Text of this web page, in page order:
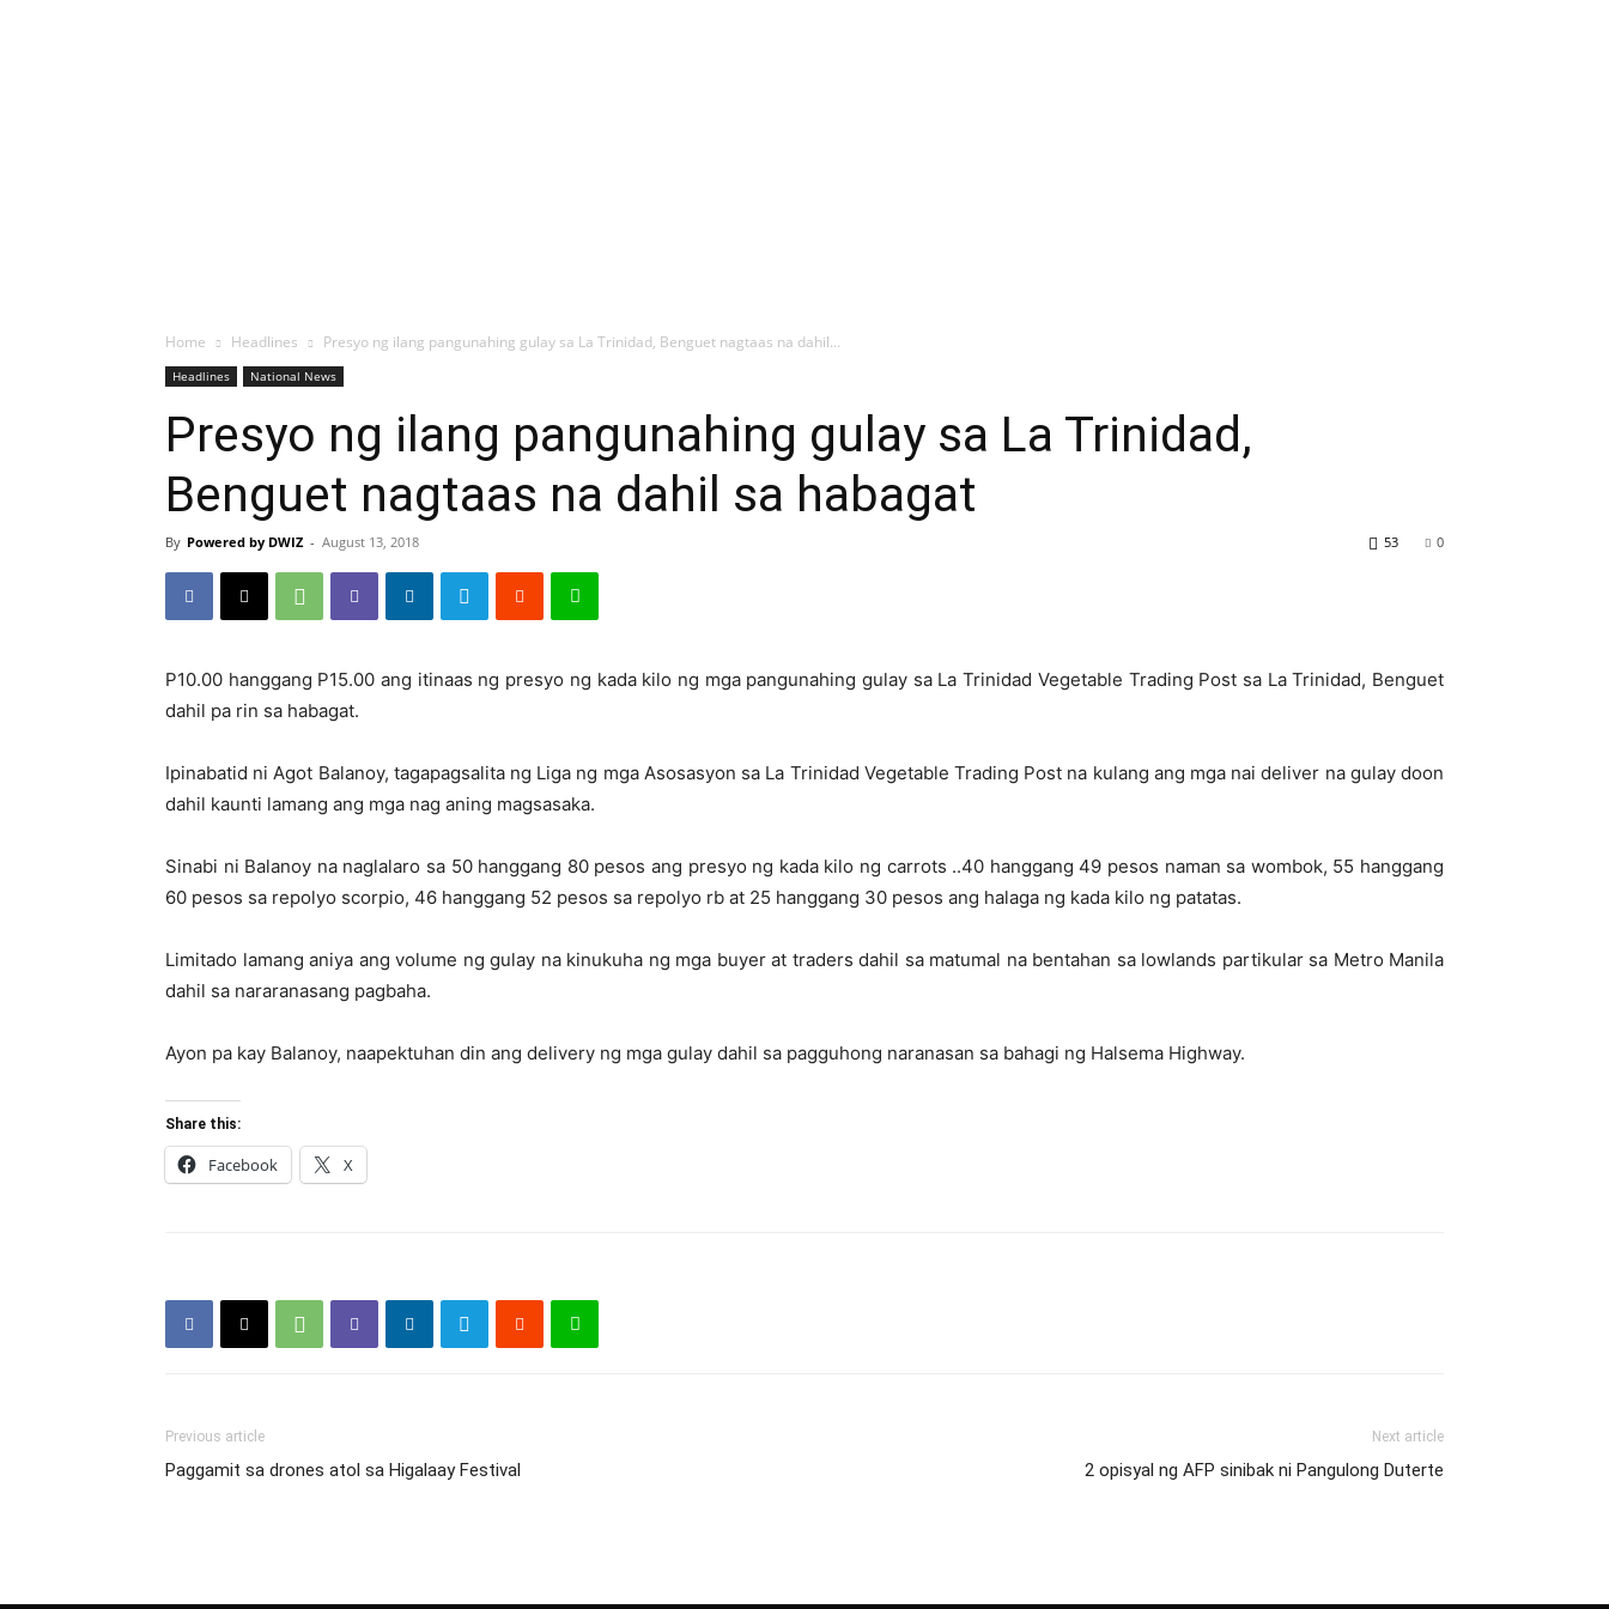
Home Headlines Presyo ng ilang pangunahing gulay sa La Trinidad, Benguet nagtaas na dahil...
Headlines National News
Presyo ng ilang pangunahing gulay sa La Trinidad,
Benguet nagtaas na dahil sa habagat
By Powered by DWIZ - August 13, 2018 0
53
P10.00 hanggang P15.00 ang itinaas ng presyo ng kada kilo ng mga pangunahing gulay sa La Trinidad Vegetable Trading Post sa La Trinidad, Benguet
dahil pa rin sa habagat.
Ipinabatid ni Agot Balanoy, tagapagsalita ng Liga ng mga Asosasyon sa La Trinidad Vegetable Trading Post na kulang ang mga nai deliver na gulay doon
dahil kaunti lamang ang mga nag aning magsasaka.
Sinabi ni Balanoy na naglalaro sa 50 hanggang 80 pesos ang presyo ng kada kilo ng carrots ..40 hanggang 49 pesos naman sa wombok, 55 hanggang
60 pesos sa repolyo scorpio, 46 hanggang 52 pesos sa repolyo rb at 25 hanggang 30 pesos ang halaga ng kada kilo ng patatas.
Limitado lamang aniya ang volume ng gulay na kinukuha ng mga buyer at traders dahil sa matumal na bentahan sa lowlands partikular sa Metro Manila
dahil sa nararanasang pagbaha.
Ayon pa kay Balanoy, naapektuhan din ang delivery ng mga gulay dahil sa pagguhong naranasan sa bahagi ng Halsema Highway.
Share this:
Facebook X
Previous article
Paggamit sa drones atol sa Higalaay Festival
Next article
2 opisyal ng AFP sinibak ni Pangulong Duterte